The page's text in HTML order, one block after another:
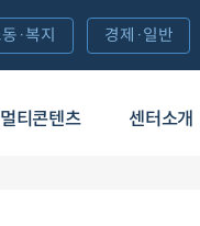
멀티콘텐츠 센터소개
·복지 경제·일반